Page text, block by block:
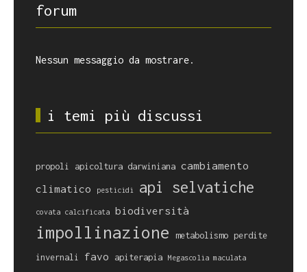
forum
Nessun messaggio da mostrare.
i temi più discussi
propoli apicoltura darwiniana cambiamento
climatico
pesticidi api selvatiche
covata calcificata biodiversità
impollinazione metabolismo perdite
invernali favo apiterapia Megascolia maculata